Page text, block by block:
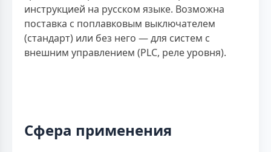
инструкцией на русском языке. Возможна
поставка с поплавковым выключателем
(стандарт) или без него — для систем с
внешним управлением (PLC, реле уровня).
Сфера применения